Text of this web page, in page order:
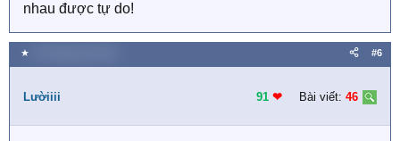
nhau được tự do!
★ #6
Lườiiii 91 ❤︎ Bài viết: 46